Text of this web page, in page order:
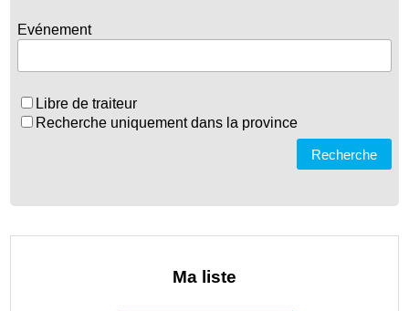
Evénement
Libre de traiteur
Recherche uniquement dans la province
Recherche
Ma liste